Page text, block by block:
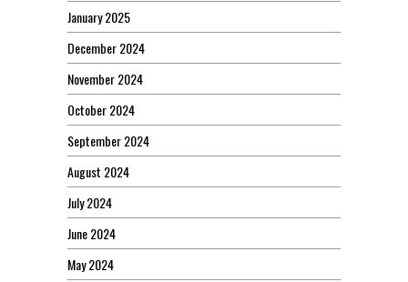
January 2025
December 2024
November 2024
October 2024
September 2024
August 2024
July 2024
June 2024
May 2024